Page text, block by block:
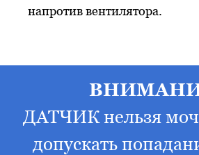
напротив вентилятора.
ДАТЧИК нельзя
допускать